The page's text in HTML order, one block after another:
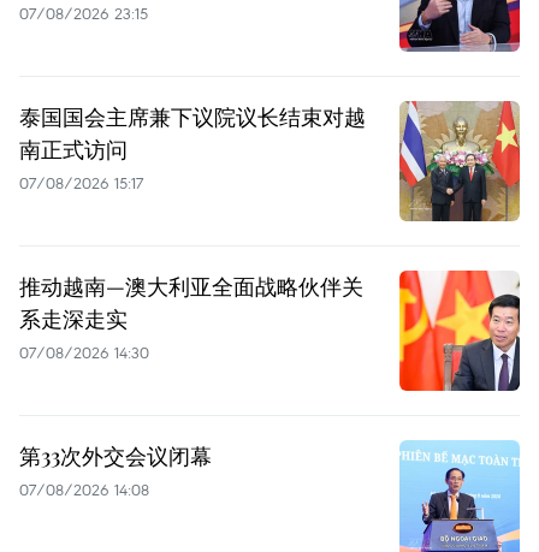
07/08/2026 23:15
泰国国会主席兼下议院议长结束对越
南正式访问
07/08/2026 15:17
推动越南—澳大利亚全面战略伙伴关
系走深走实
07/08/2026 14:30
第33次外交会议闭幕
07/08/2026 14:08